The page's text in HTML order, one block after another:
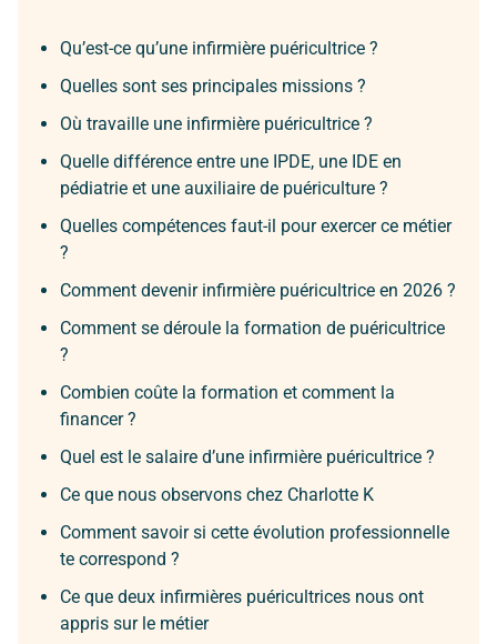
Qu’est-ce qu’une infirmière puéricultrice ?
Quelles sont ses principales missions ?
Où travaille une infirmière puéricultrice ?
Quelle différence entre une IPDE, une IDE en
pédiatrie et une auxiliaire de puériculture ?
Quelles compétences faut-il pour exercer ce métier
?
Comment devenir infirmière puéricultrice en 2026 ?
Comment se déroule la formation de puéricultrice
?
Combien coûte la formation et comment la
financer ?
Quel est le salaire d’une infirmière puéricultrice ?
Ce que nous observons chez Charlotte K
Comment savoir si cette évolution professionnelle
te correspond ?
Ce que deux infirmières puéricultrices nous ont
appris sur le métier